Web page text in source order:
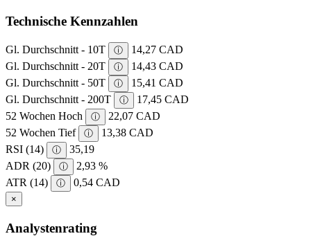
Technische Kennzahlen
Gl. Durchschnitt - 10T ⓘ
14,27 CAD
Gl. Durchschnitt - 20T
ⓘ
14,43 CAD
Gl. Durchschnitt - 50T
ⓘ
15,41 CAD
Gl. Durchschnitt - 200T
ⓘ
17,45 CAD
52 Wochen Hoch
ⓘ
22,07 CAD
52 Wochen Tief
ⓘ
13,38 CAD
RSI (14)
ⓘ
35,19
ADR (20)
ⓘ
2,93 %
ATR (14)
ⓘ 0,54 CAD
×
Analystenrating